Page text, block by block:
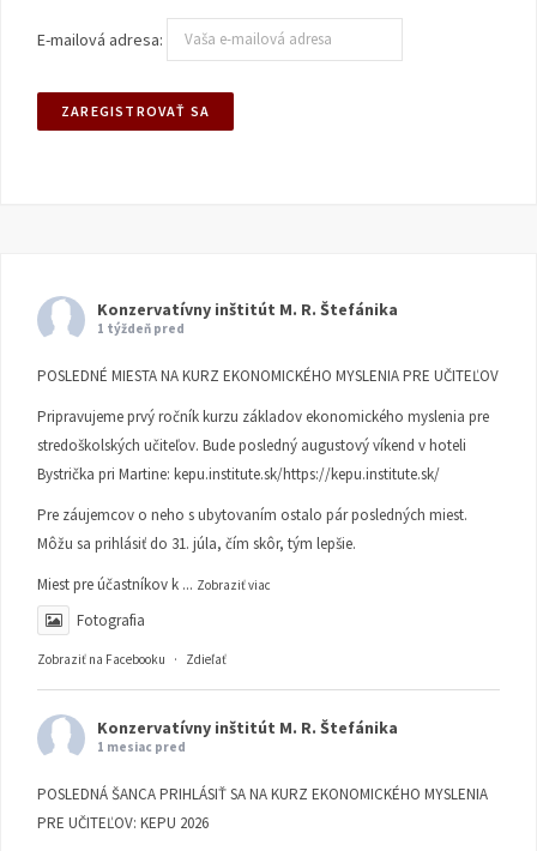
E-mailová adresa:
Konzervatívny inštitút M. R. Štefánika
1 týždeň pred
POSLEDNÉ MIESTA NA KURZ EKONOMICKÉHO MYSLENIA PRE UČITEĽOV
Pripravujeme prvý ročník kurzu základov ekonomického myslenia pre
stredoškolských učiteľov. Bude posledný augustový víkend v hoteli
Bystrička pri Martine: kepu.institute.sk/https://kepu.institute.sk/
Pre záujemcov o neho s ubytovaním ostalo pár posledných miest.
Môžu sa prihlásiť do 31. júla, čím skôr, tým lepšie.
Miest pre účastníkov k ... Zobraziť viac
Fotografia
Zobraziť na Facebooku · Zdieľať
Konzervatívny inštitút M. R. Štefánika
1 mesiac pred
POSLEDNÁ ŠANCA PRIHLÁSIŤ SA NA KURZ EKONOMICKÉHO MYSLENIA
PRE UČITEĽOV: KEPU 2026